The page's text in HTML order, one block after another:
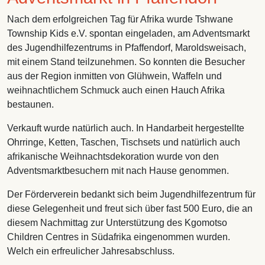
Nach dem erfolgreichen Tag für Afrika wurde Tshwane
Township Kids e.V. spontan eingeladen, am Adventsmarkt
des Jugendhilfezentrums in Pfaffendorf, Maroldsweisach,
mit einem Stand teilzunehmen. So konnten die Besucher
aus der Region inmitten von Glühwein, Waffeln und
weihnachtlichem Schmuck auch einen Hauch Afrika
bestaunen.
Verkauft wurde natürlich auch. In Handarbeit hergestellte
Ohrringe, Ketten, Taschen, Tischsets und natürlich auch
afrikanische Weihnachtsdekoration wurde von den
Adventsmarktbesuchern mit nach Hause genommen.
Der Förderverein bedankt sich beim Jugendhilfezentrum für
diese Gelegenheit und freut sich über fast 500 Euro, die an
diesem Nachmittag zur Unterstützung des Kgomotso
Children Centres in Südafrika eingenommen wurden.
Welch ein erfreulicher Jahresabschluss.